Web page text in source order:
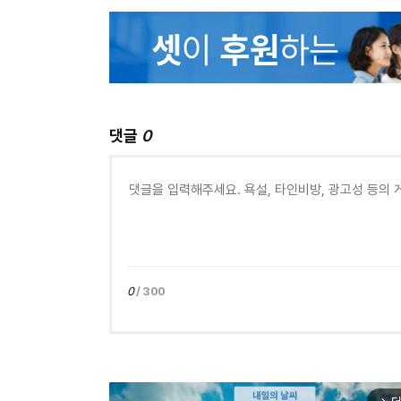
댓글 0
0/ 300